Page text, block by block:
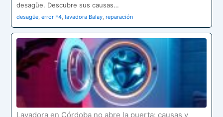
desagüe. Descubre sus causas…
desagüe ,error F4 ,lavadora Balay ,reparación
Lavadora en Córdoba no abre la puerta: causas y